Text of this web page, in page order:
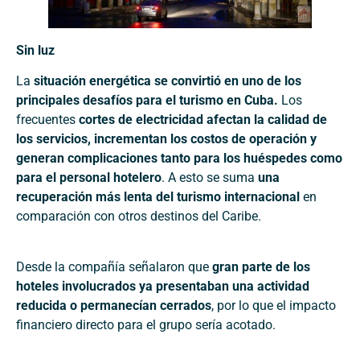
Sin luz
La situación energética se convirtió en uno de los
principales desafíos para el turismo en Cuba. Los
frecuentes cortes de electricidad afectan la calidad de
los servicios, incrementan los costos de operación y
generan complicaciones tanto para los huéspedes como
para el personal hotelero. A esto se suma una
recuperación más lenta del turismo internacional en
comparación con otros destinos del Caribe.
Desde la compañía señalaron que gran parte de los
hoteles involucrados ya presentaban una actividad
reducida o permanecían cerrados, por lo que el impacto
financiero directo para el grupo sería acotado.